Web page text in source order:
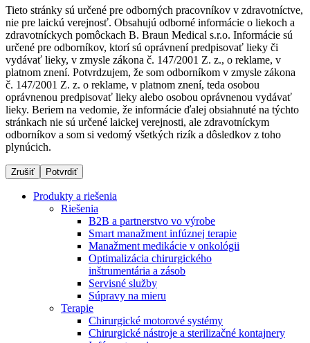
Uzatváranie rán
Riešenia
Terapie
Produktový katalóg​
Objavte naše produkty. ​Navštívte produktový katalóg B.
Braun​ s našim kompletným produktovým portfóliom.​
Dialyzačné strediská
B. Braun Avitum poskytuje kvalitnú dialyzačnú starostlivosť
vo všetkých svojich strediskách na Slovensku. Viac
informácií nájdete na stránke jednotlivých stredísk.
Nájdite si prácu u nás​
Objavte svoje kariérne príležitosti ​v B. Braun. Vyhľadajte náš
trh práce​ pre zaujímavé pozície na Slovensku.​
Médiá
Kontakt
Zostaňte v dialógu s B. Braun. Kontaktujte nás.
Tieto stránky sú určené pre odborných pracovníkov v zdravotníctve,
nie pre laickú verejnosť. Obsahujú odborné informácie o liekoch a
zdravotníckych pomôckach B. Braun Medical s.r.o. Informácie sú
určené pre odborníkov, ktorí sú oprávnení predpisovať lieky či
vydávať lieky, v zmysle zákona č. 147/2001 Z. z., o reklame, v
platnom znení. Potvrdzujem, že som odborníkom v zmysle zákona
č. 147/2001 Z. z. o reklame, v platnom znení, teda osobou
oprávnenou predpisovať lieky alebo osobou oprávnenou vydávať
lieky. Beriem na vedomie, že informácie ďalej obsiahnuté na týchto
stránkach nie sú určené laickej verejnosti, ale zdravotníckym
odborníkov a som si vedomý všetkých rizík a dôsledkov z toho
plynúcich.
Zrušiť Potvrdiť
Produkty a riešenia
Riešenia
B2B a partnerstvo vo výrobe
Smart manažment infúznej terapie
Manažment medikácie v onkológii
Optimalizácia chirurgického
inštrumentária a zásob
Servisné služby
Súpravy na mieru
Terapie
Chirurgické motorové systémy
Chirurgické nástroje a sterilizačné kontajnery